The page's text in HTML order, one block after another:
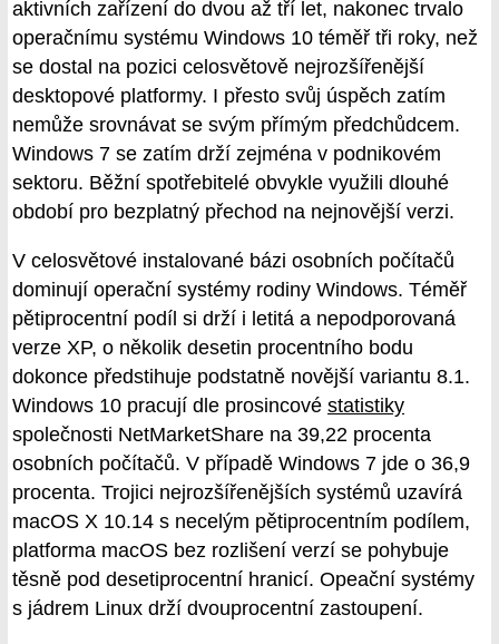
aktivních zařízení do dvou až tří let, nakonec trvalo
operačnímu systému Windows 10 téměř tři roky, než
se dostal na pozici celosvětově nejrozšířenější
desktopové platformy. I přesto svůj úspěch zatím
nemůže srovnávat se svým přímým předchůdcem.
Windows 7 se zatím drží zejména v podnikovém
sektoru. Běžní spotřebitelé obvykle využili dlouhé
období pro bezplatný přechod na nejnovější verzi.
V celosvětové instalované bázi osobních počítačů
dominují operační systémy rodiny Windows. Téměř
pětiprocentní podíl si drží i letitá a nepodporovaná
verze XP, o několik desetin procentního bodu
dokonce předstihuje podstatně novější variantu 8.1.
Windows 10 pracují dle prosincové statistiky
společnosti NetMarketShare na 39,22 procenta
osobních počítačů. V případě Windows 7 jde o 36,9
procenta. Trojici nejrozšířenějších systémů uzavírá
macOS X 10.14 s necelým pětiprocentním podílem,
platforma macOS bez rozlišení verzí se pohybuje
těsně pod desetiprocentní hranicí. Opeační systémy
s jádrem Linux drží dvouprocentní zastoupení.